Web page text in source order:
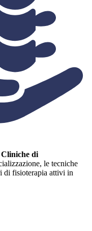
di
le tecniche
di fisioterapia attivi in